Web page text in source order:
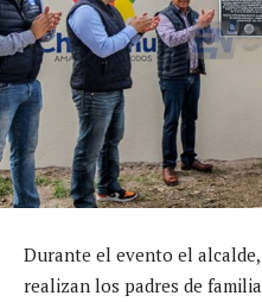
Durante el evento el
realizan los padres de